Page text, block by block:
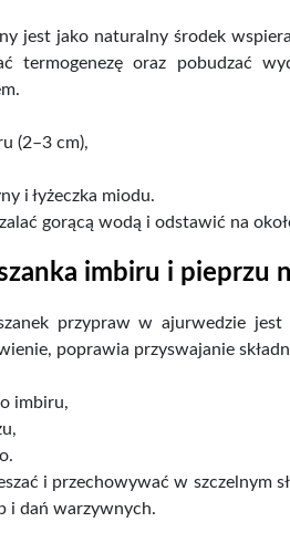
jest jako naturalny środek
termogenezę oraz pobudzać
(2–3 cm),
i łyżeczka miodu.
gorącą wodą i odstawić na
imbiru i pieprzu
przypraw w ajurwedzie
poprawia przyswajanie
imbiru,
i przechowywać w szczelnym
i dań warzywnych.